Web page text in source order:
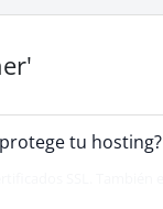
tu hosting?